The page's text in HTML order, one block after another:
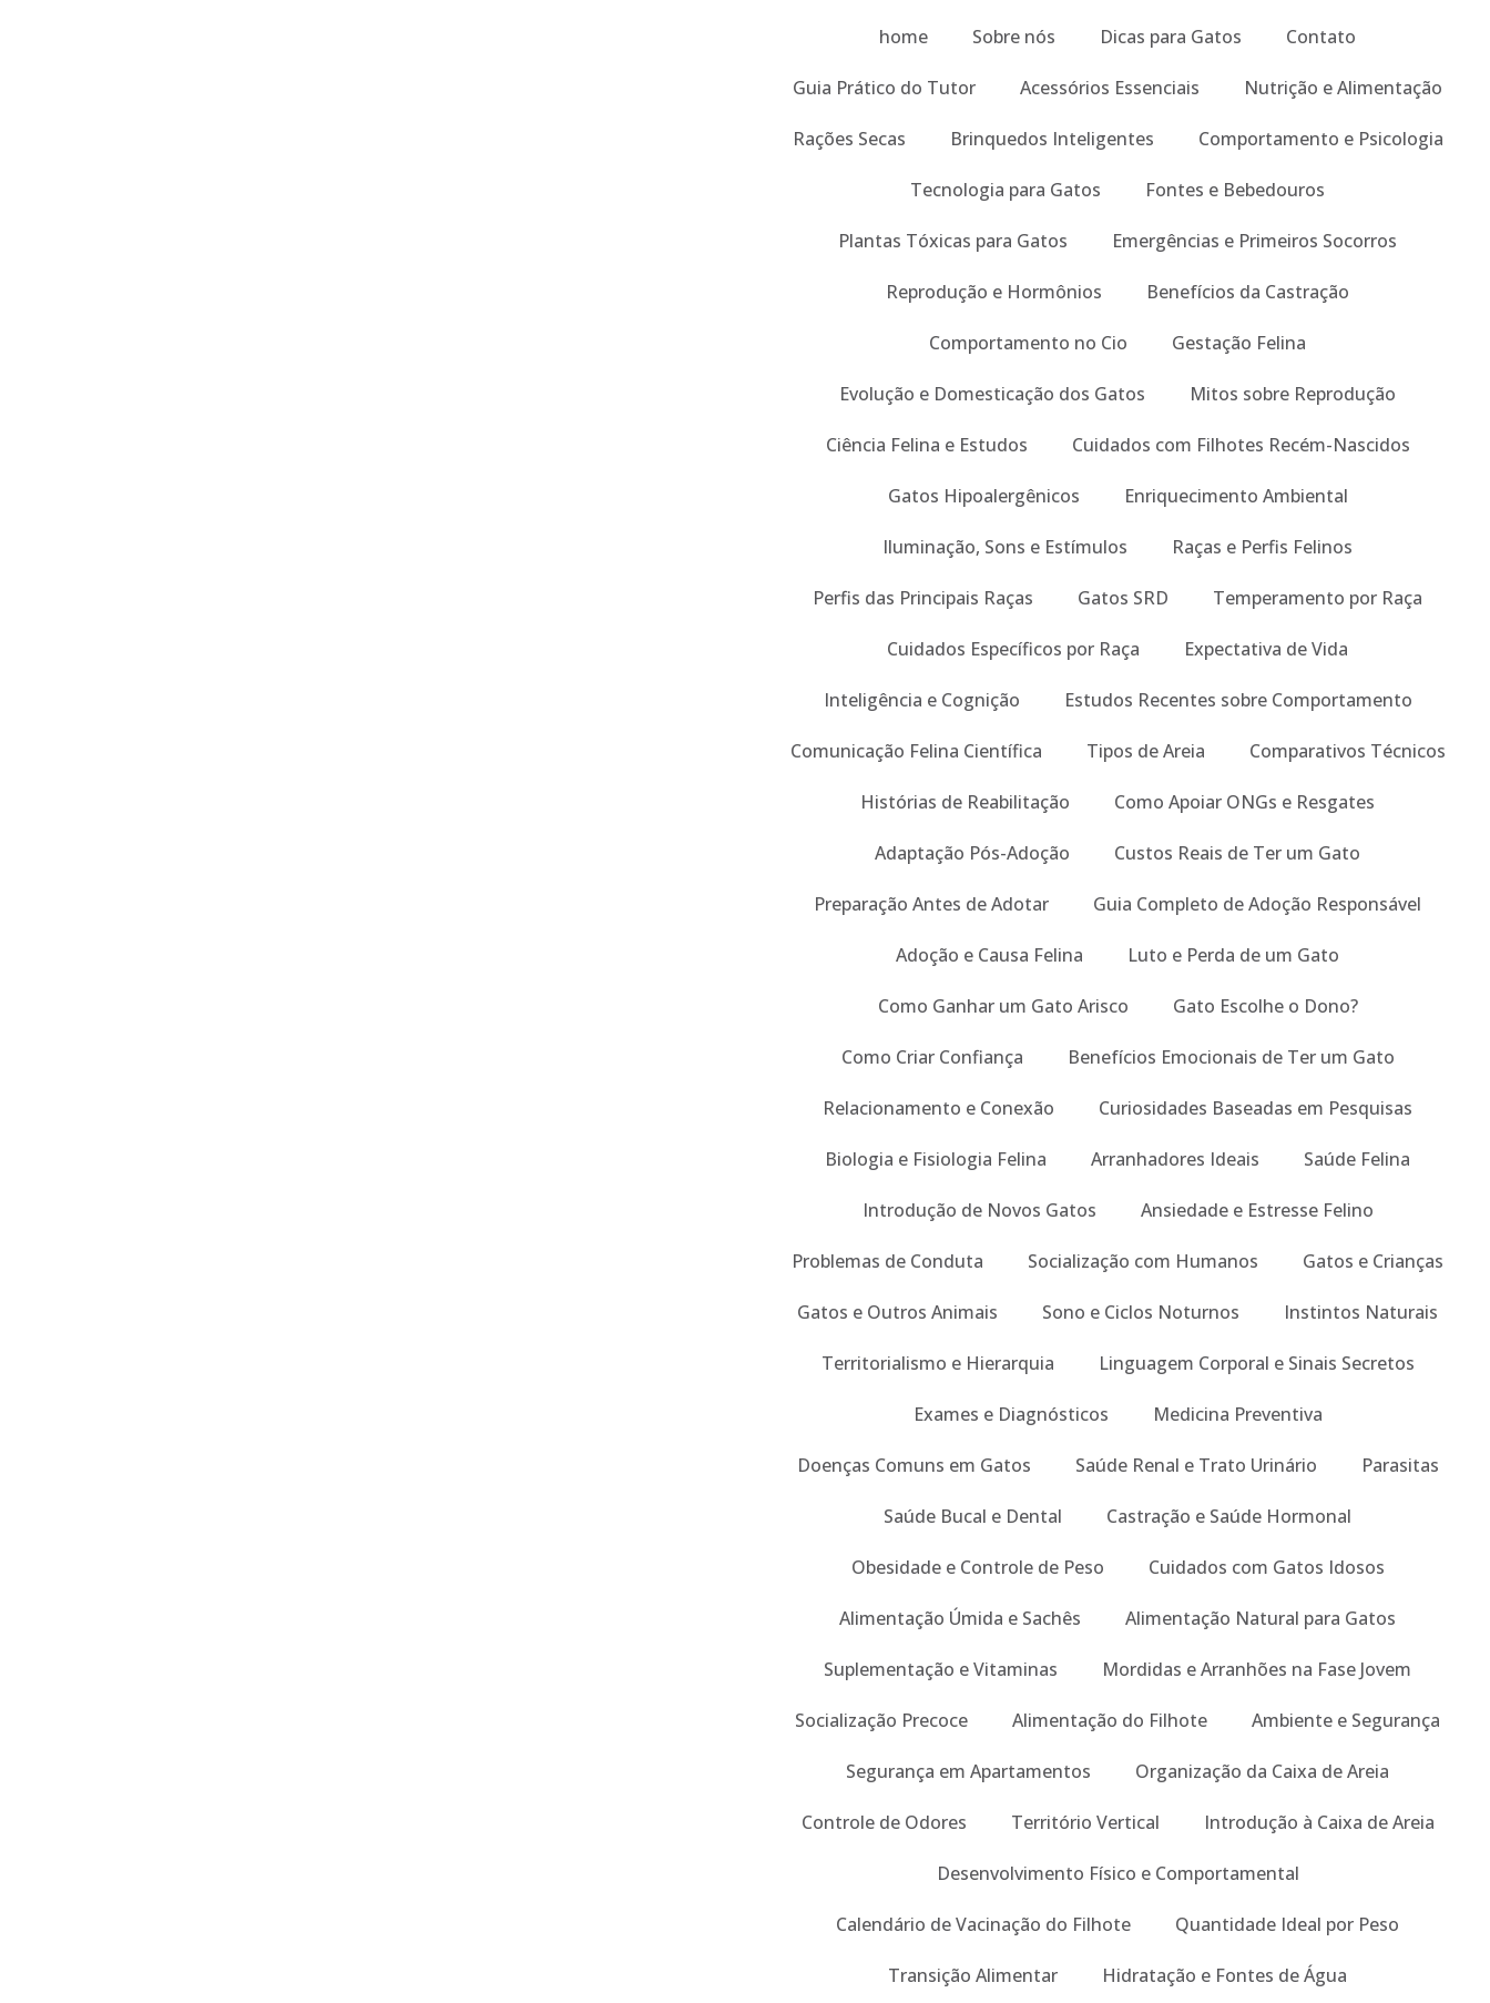
home Sobre nós Dicas para Gatos Contato
Guia Prático do Tutor Acessórios Essenciais Nutrição e Alimentação
Rações Secas Brinquedos Inteligentes Comportamento e Psicologia
Tecnologia para Gatos Fontes e Bebedouros
Plantas Tóxicas para Gatos Emergências e Primeiros Socorros
Reprodução e Hormônios Benefícios da Castração
Comportamento no Cio Gestação Felina
Evolução e Domesticação dos Gatos Mitos sobre Reprodução
Ciência Felina e Estudos Cuidados com Filhotes Recém-Nascidos
Gatos Hipoalergênicos Enriquecimento Ambiental
Iluminação, Sons e Estímulos Raças e Perfis Felinos
Perfis das Principais Raças Gatos SRD Temperamento por Raça
Cuidados Específicos por Raça Expectativa de Vida
Inteligência e Cognição Estudos Recentes sobre Comportamento
Comunicação Felina Científica Tipos de Areia Comparativos Técnicos
Histórias de Reabilitação Como Apoiar ONGs e Resgates
Adaptação Pós-Adoção Custos Reais de Ter um Gato
Preparação Antes de Adotar Guia Completo de Adoção Responsável
Adoção e Causa Felina Luto e Perda de um Gato
Como Ganhar um Gato Arisco Gato Escolhe o Dono?
Como Criar Confiança Benefícios Emocionais de Ter um Gato
Relacionamento e Conexão Curiosidades Baseadas em Pesquisas
Biologia e Fisiologia Felina Arranhadores Ideais Saúde Felina
Introdução de Novos Gatos Ansiedade e Estresse Felino
Problemas de Conduta Socialização com Humanos Gatos e Crianças
Gatos e Outros Animais Sono e Ciclos Noturnos Instintos Naturais
Territorialismo e Hierarquia Linguagem Corporal e Sinais Secretos
Exames e Diagnósticos Medicina Preventiva
Doenças Comuns em Gatos Saúde Renal e Trato Urinário Parasitas
Saúde Bucal e Dental Castração e Saúde Hormonal
Obesidade e Controle de Peso Cuidados com Gatos Idosos
Alimentação Úmida e Sachês Alimentação Natural para Gatos
Suplementação e Vitaminas Mordidas e Arranhões na Fase Jovem
Socialização Precoce Alimentação do Filhote Ambiente e Segurança
Segurança em Apartamentos Organização da Caixa de Areia
Controle de Odores Território Vertical Introdução à Caixa de Areia
Desenvolvimento Físico e Comportamental
Calendário de Vacinação do Filhote Quantidade Ideal por Peso
Transição Alimentar Hidratação e Fontes de Água